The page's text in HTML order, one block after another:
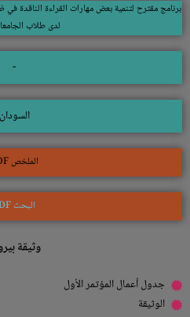
برنامج مقترح لتنمية بعض مهارات القراءة الناقدة في
لدى طلاب
-
السودان
الملخص PDF
البحث PDF
وثيقة
جدول أعمال المؤتمر الأول
الوثيقة